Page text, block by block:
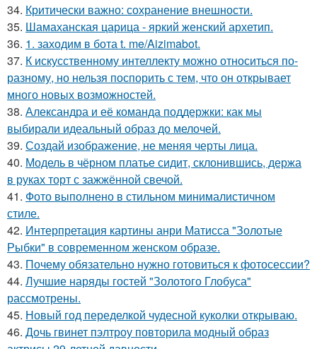
34. Критически важно: сохранение внешности.
35. Шамаханская царица - яркий женский архетип.
36. 1. заходим в бота t. me/Aizimabot.
37. К искусственному интеллекту можно относиться по-
разному, но нельзя поспорить с тем, что он открывает
много новых возможностей.
38. Александра и её команда поддержки: как мы
выбирали идеальный образ до мелочей.
39. Создай изображение, не меняя черты лица.
40. Модель в чёрном платье сидит, склонившись, держа
в руках торт с зажжённой свечой.
41. Фото выполнено в стильном минималистичном
стиле.
42. Интерпретация картины анри Матисса "Золотые
Рыбки" в современном женском образе.
43. Почему обязательно нужно готовиться к фотосессии?
44. Лучшие наряды гостей "Золотого Глобуса"
рассмотрены.
45. Новый год переделкой чудесной куколки открываю.
46. Дочь гвинет пэлтроу повторила модный образ